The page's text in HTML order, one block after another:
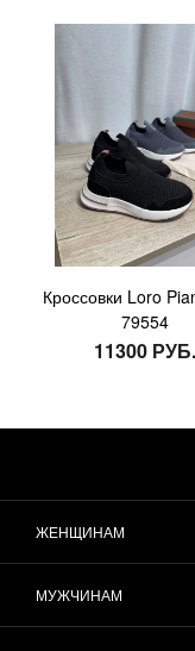
Кроссовки Loro
79554
11300 РУБ.
ЖЕНЩИНАМ
МУЖЧИНАМ